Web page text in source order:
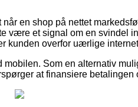
en shop på nettet
være et signal om en svindel
kunden overfor uærlige
Som en alternativ
at finansiere